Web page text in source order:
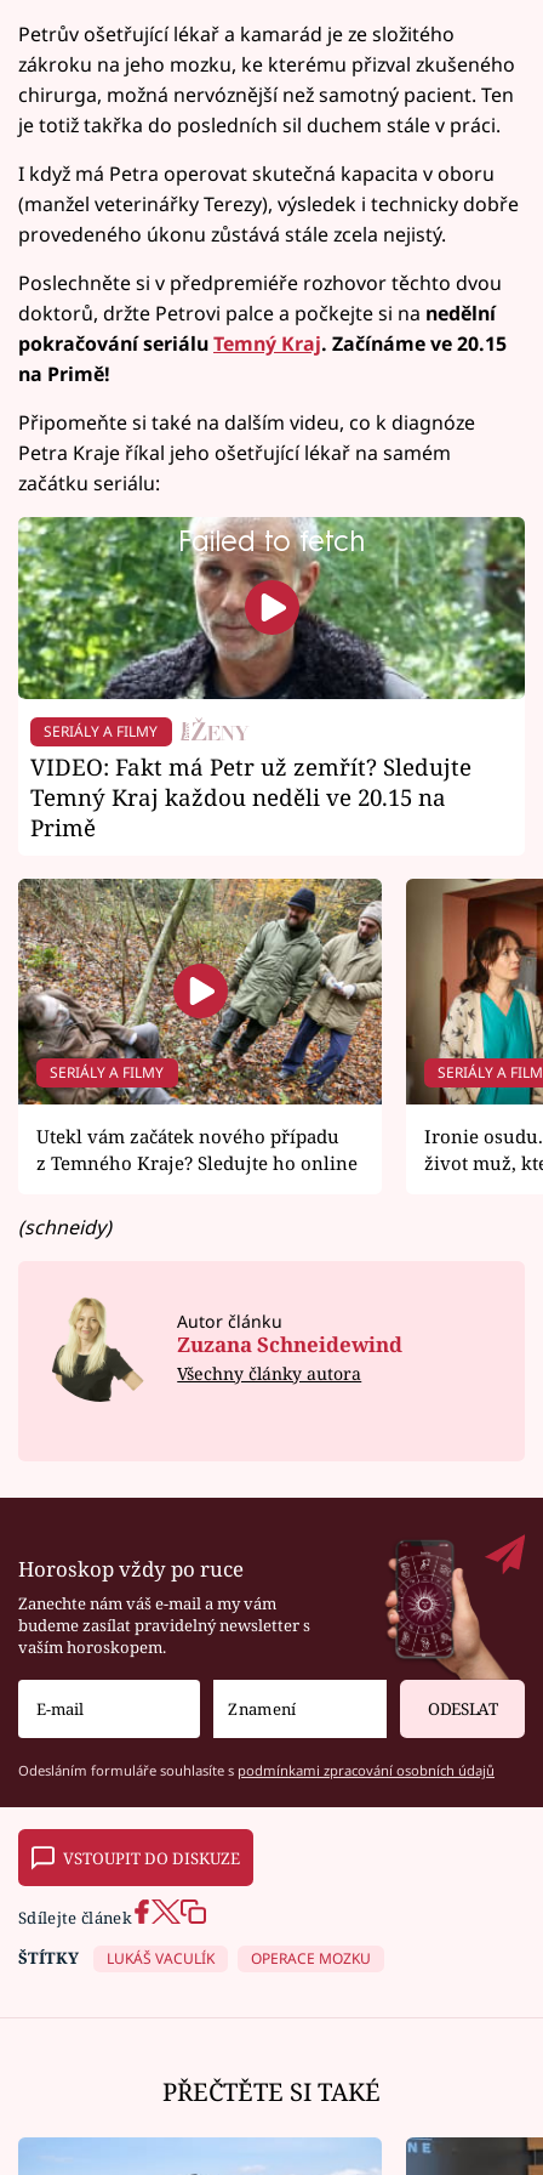
Petrův ošetřující lékař a kamarád je ze složitého
zákroku na jeho mozku, ke kterému přizval zkušeného
chirurga, možná nervóznější než samotný pacient. Ten
je totiž takřka do posledních sil duchem stále v práci.
I když má Petra operovat skutečná kapacita v oboru
(manžel veterinářky Terezy), výsledek i technicky dobře
provedeného úkonu zůstává stále zcela nejistý.
Poslechněte si v předpremiéře rozhovor těchto dvou
doktorů, držte Petrovi palce a počkejte si na nedělní
pokračování seriáluTemný Kraj. Začínáme ve 20.15
na Primě!
Připomeňte si také na dalším videu, co k diagnóze
Petra Kraje říkal jeho ošetřující lékař na samém
začátku seriálu:
Failed to fetch
SERIÁLY A FILMY
VIDEO: Fakt má Petr už zemřít? Sledujte
Temný Kraj každou neděli ve 20.15 na
Primě
SERIÁLY A FILMY
Utekl vám začátek nového případu
z Temného Kraje? Sledujte ho online
SERIÁLY A
Ironie
život muž,
(schneidy)
Autor článku
Zuzana Schneidewind
Všechny články autora
Horoskop vždy po ruce
Zanechte nám váš e-mail a my vám
budeme zasílat pravidelný newsletter s
vaším horoskopem.
ODESLAT
Odesláním formuláře souhlasíte s podmínkami zpracování osobních údajů
VSTOUPIT DO DISKUZE
Sdílejte článek
ŠTÍTKY
LUKÁŠ VACULÍK OPERACE MOZKU
PŘEČTĚTE SI TAKÉ